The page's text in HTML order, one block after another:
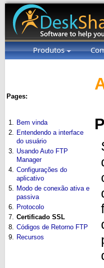
Produtos
Pages:
1.
Bem vinda
2.
Entendendo a interface
do usuário
3.
Usando Auto FTP
Manager
4. Configurações do
aplicativo
5.
Modo de conexão ativa e
passiva
6.
Protocolo
7. Certificado SSL
8. Códigos de Retorno FTP
9.
Recursos